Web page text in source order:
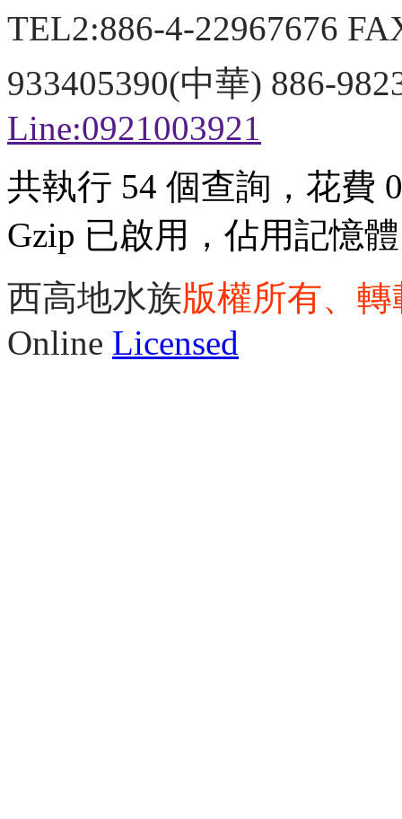
TEL2:886-4-22967676
933405390(中華) 886-
Line:0921003921
共執行 54 個查詢，花費
Gzip 已啟用，佔用記憶
西高地水族版權所有、
Online Licensed